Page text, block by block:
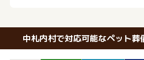
中札内村で対応可能なペット葬